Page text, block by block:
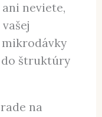
neviete,
do štruktúry
na